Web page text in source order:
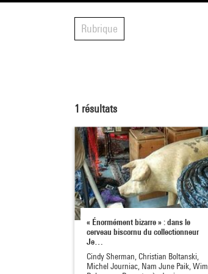
Rubrique
1 résultats
« Énormément bizarre » : dans le
cerveau biscornu du collectionneur
Je…
Cindy Sherman, Christian Boltanski,
Michel Journiac, Nam June Paik, Wim